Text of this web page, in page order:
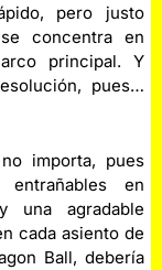
pero justo
concentra en
principal. Y
pues…
importa, pues
en
una agradable
cada asiento de
Ball, debería